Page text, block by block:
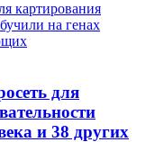
картирования
на генах
для
и 38 других